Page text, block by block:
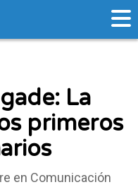
La
primeros
en Comunicación